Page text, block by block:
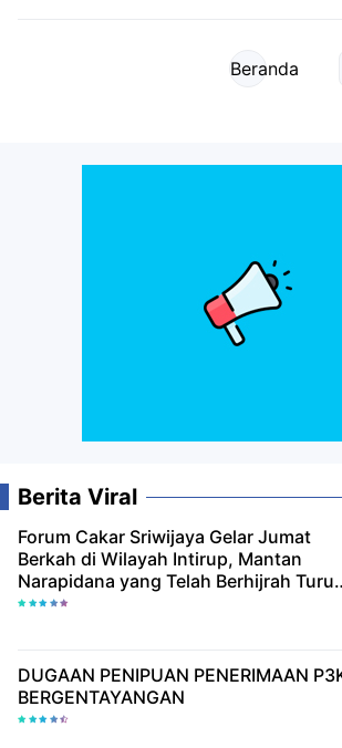
Beranda
Berita Viral
Forum Cakar Sriwijaya Gelar Jumat
Berkah di Wilayah Intirup, Mantan
Narapidana yang Telah Berhijrah Turut
Berbagi Kebaikan
DUGAAN PENIPUAN PENERIMAAN P3K
BERGENTAYANGAN